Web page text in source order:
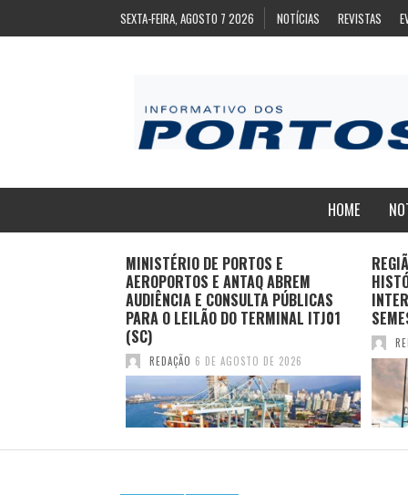
SEXTA-FEIRA, AGOSTO 7 2026 NOTÍCIAS REVISTAS
HOME
MINISTÉRIO DE PORTOS E
AEROPORTOS E ANTAQ ABREM
AUDIÊNCIA E CONSULTA PÚBLICAS
PARA O LEILÃO DO TERMINAL ITJ01
(SC)
REDAÇÃO 6 DE AGOSTO DE 2026